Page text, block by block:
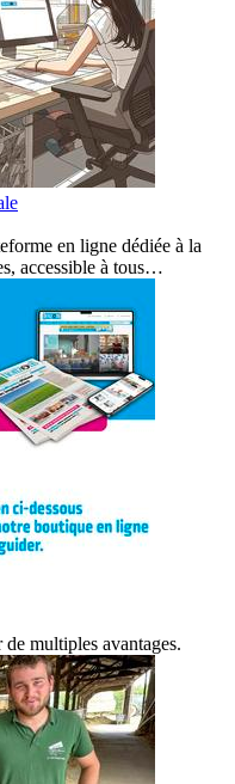
en ligne dédiée à la
accessible à tous…
multiples avantages.